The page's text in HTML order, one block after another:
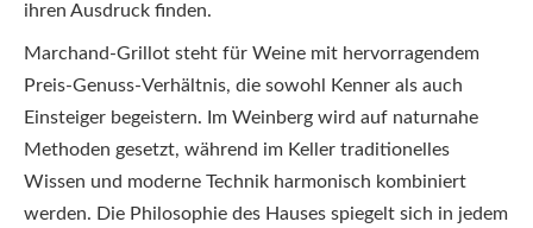
ihren Ausdruck finden.
Marchand-Grillot steht für Weine mit hervorragendem
Preis-Genuss-Verhältnis, die sowohl Kenner als auch
Einsteiger begeistern. Im Weinberg wird auf naturnahe
Methoden gesetzt, während im Keller traditionelles
Wissen und moderne Technik harmonisch kombiniert
werden. Die Philosophie des Hauses spiegelt sich in jedem